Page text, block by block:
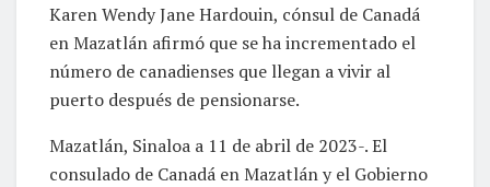
Karen Wendy Jane Hardouin, cónsul de Canadá
en Mazatlán afirmó que se ha incrementado el
número de canadienses que llegan a vivir al
puerto después de pensionarse.
Mazatlán, Sinaloa a 11 de abril de 2023-. El
consulado de Canadá en Mazatlán y el Gobierno